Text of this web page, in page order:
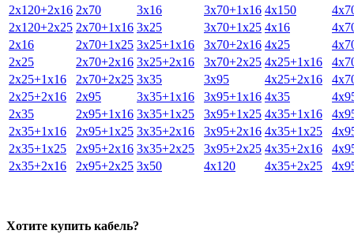
2х120+2х16 2х70 3х16 3х70+1х16 4х150
2х120+2х25 2х70+1х16 3х25 3х70+1х25 4х16
2х16
2х70+1х25 3х25+1х16 3х70+2х16 4х25
2х25
2х70+2х16 3х25+2х16 3х70+2х25 4х25+1х16
2х25+1х16
2х70+2х25 3х35 3х95 4х25+2х16
2х25+2х16
2х95 3х35+1х16 3х95+1х16 4х35
2х35
2х95+1х16 3х35+1х25 3х95+1х25 4х35+1х16
2х35+1х16
2х95+1х25 3х35+2х16 3х95+2х16 4х35+1х25
2х35+1х25
2х95+2х16 3х35+2х25 3х95+2х25 4х35+2х16
2х35+2х16
2х95+2х25 3х50 4х120 4х35+2х25
Хотите купить кабель?